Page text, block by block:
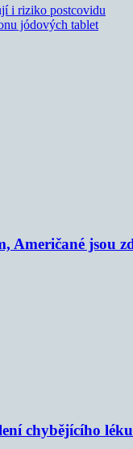
i riziko postcovidu
jódových tablet
Američané jsou
chybějícího